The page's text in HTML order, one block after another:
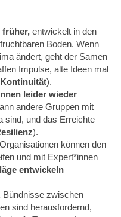
früher, entwickelt in den
Boden. Wenn
ändert, geht der Samen
Impulse, alte Ideen mal
Kontinuität).
leider wieder
andere Gruppen mit
sind, und das Erreichte
).
können den
und mit Expert*innen
entwickeln
Bündnisse zwischen
sind herausfordernd,